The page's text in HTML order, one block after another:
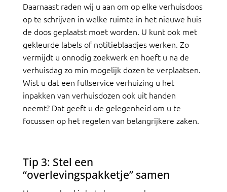
Daarnaast raden wij u aan om op elke verhuisdoos
op te schrijven in welke ruimte in het nieuwe huis
de doos geplaatst moet worden. U kunt ook met
gekleurde labels of notitieblaadjes werken. Zo
vermijdt u onnodig zoekwerk en hoeft u na de
verhuisdag zo min mogelijk dozen te verplaatsen.
Wist u dat een fullservice verhuizing u het
inpakken van verhuisdozen ook uit handen
neemt? Dat geeft u de gelegenheid om u te
focussen op het regelen van belangrijkere zaken.
Tip 3: Stel een
“overlevingspakketje” samen